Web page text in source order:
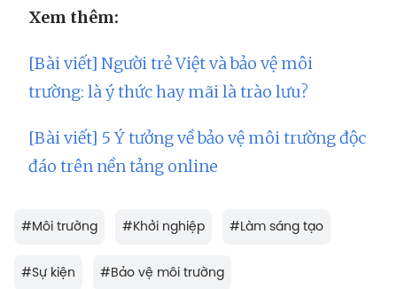
Xem thêm:
[Bài viết] Người trẻ Việt và bảo vệ môi
trường: là ý thức hay mãi là trào lưu?
[Bài viết] 5 Ý tưởng về bảo vệ môi trường độc
đáo trên nền tảng online
#Môi trường #Khởi nghiệp #Làm sáng tạo
#Sự kiện #Bảo vệ môi trường